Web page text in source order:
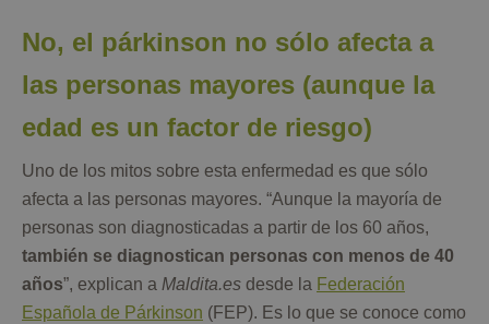
No, el párkinson no sólo afecta a
las personas mayores (aunque la
edad es un factor de riesgo)
Uno de los mitos sobre esta enfermedad es que sólo
afecta a las personas mayores. “Aunque la mayoría de
personas son diagnosticadas a partir de los 60 años,
también se diagnostican personas con menos de 40
años”, explican a Maldita.es desde la Federación
Española de Párkinson (FEP). Es lo que se conoce como